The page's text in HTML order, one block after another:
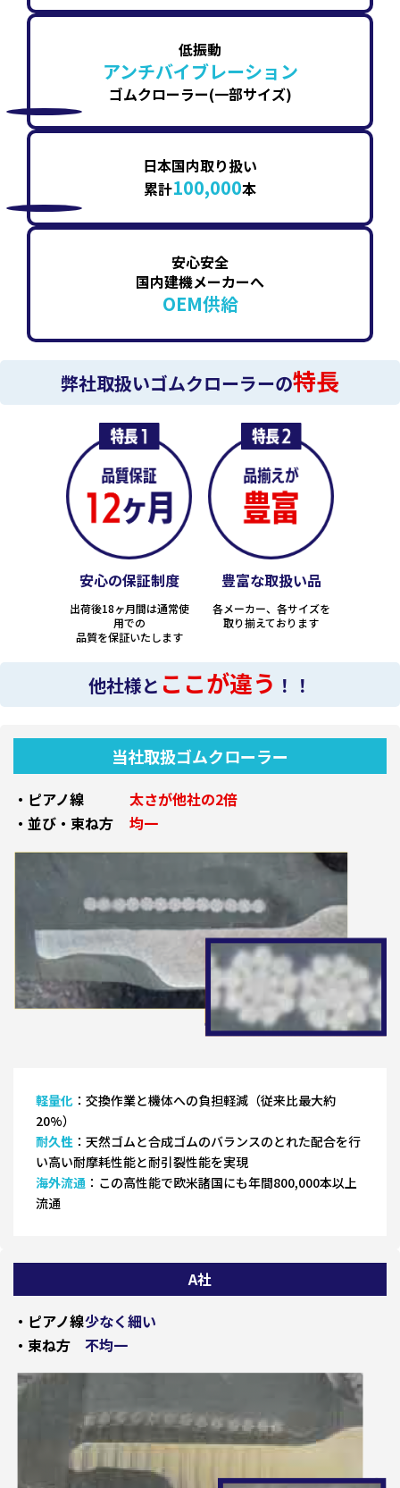
低振動
アンチバイブレーション
ゴムクローラー(一部サイズ)
日本国内取り扱い
累計100,000本
安心安全
国内建機メーカーへ
OEM供給
弊社取扱いゴムクローラーの特長
安心の保証制度
出荷後18ヶ月間は通常使
用での
品質を保証いたします
豊富な取扱い品
各メーカー、各サイズを
取り揃えております
他社様と ここが違う ！！
当社取扱ゴムクローラー
・ピアノ線
太さが他社の2倍
・並び・束ね方
均一
軽量化 ：交換作業と機体への負担軽減（従来比最大約
20%）
耐久性 ：天然ゴムと合成ゴムのバランスのとれた配合を行
い高い耐摩耗性能と耐引裂性能を実現
海外流通 ：この高性能で欧米諸国にも年間800,000本以上
流通
A社
・ピアノ線少なく細い
・束ね方
不均一